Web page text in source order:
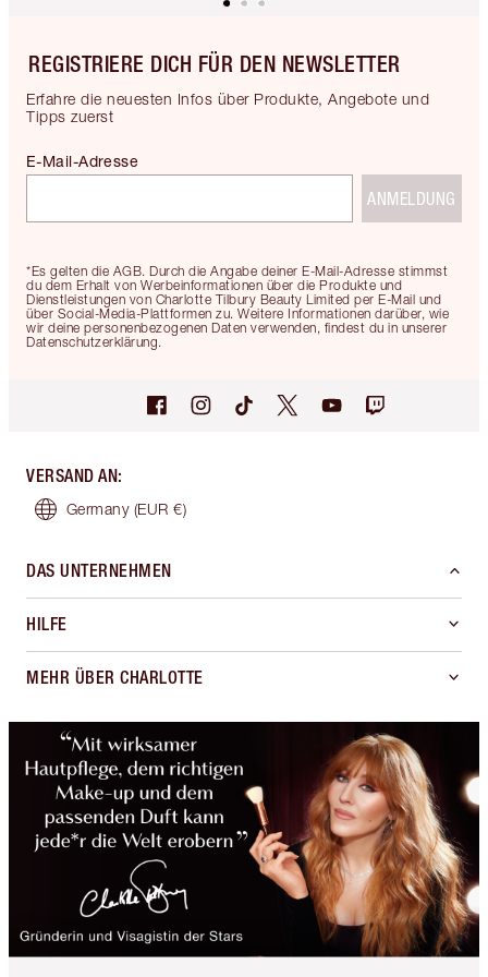
REGISTRIERE DICH FÜR DEN NEWSLETTER
Erfahre die neuesten Infos über Produkte, Angebote und
Tipps zuerst
*Es gelten die AGB. Durch die Angabe deiner E-Mail-Adresse stimmst
du dem Erhalt von Werbeinformationen über die Produkte und
Dienstleistungen von Charlotte Tilbury Beauty Limited per E-Mail und
über Social-Media-Plattformen zu. Weitere Informationen darüber, wie
wir deine personenbezogenen Daten verwenden, findest du in unserer
Datenschutzerklärung.
E-Mail-Adresse
ANMELDUNG
VERSAND AN:
Germany (EUR €)
DAS UNTERNEHMEN
HILFE
MEHR ÜBER CHARLOTTE